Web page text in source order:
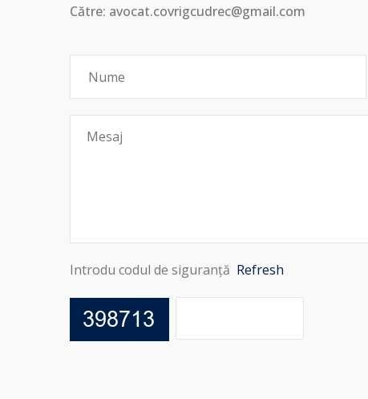
Către: avocat.covrigcudrec@gmail.com
Introdu codul de siguranță Refresh